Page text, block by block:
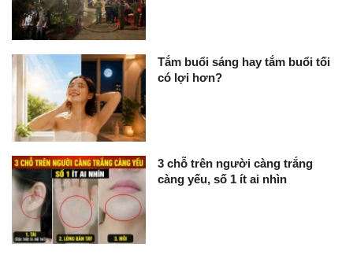
Tắm buổi sáng hay tắm buổi tối
có lợi hơn?
3 chỗ trên người càng trắng
càng yếu, số 1 ít ai nhìn